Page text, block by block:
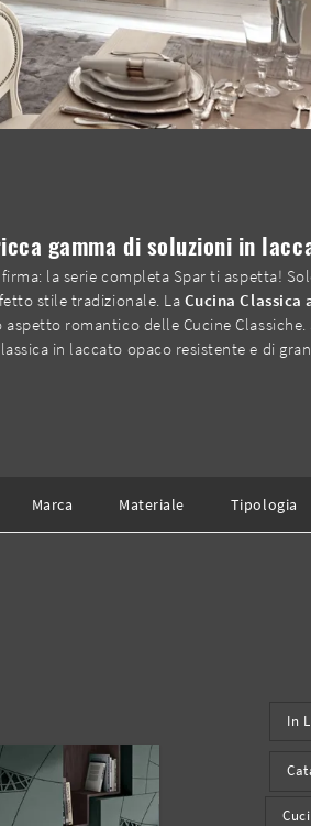
gamma di soluzioni in
la serie completa Spar ti aspetta!
stile tradizionale. La Cucina Classica
romantico delle Cucine
in laccato opaco resistente e di
Marca Materiale Tipologia
In